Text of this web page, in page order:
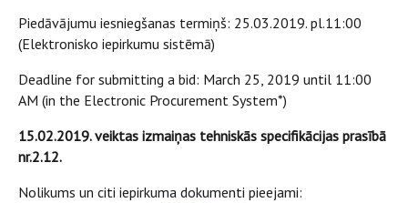
Piedāvājumu iesniegšanas termiņš: 25.03.2019. pl.11:00
(Elektronisko iepirkumu sistēmā)
Deadline for submitting a bid: March 25, 2019 until 11:00
AM (in the Electronic Procurement System*)
15.02.2019. veiktas izmaiņas tehniskās specifikācijas prasībā
nr.2.12.
Nolikums un citi iepirkuma dokumenti pieejami: